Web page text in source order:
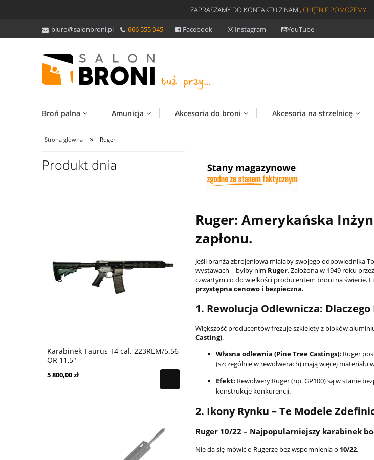
ZAPRASZAMY DO KONTAKTU Z NAMI, CHĘTNIE POMOŻEMY
biuro@salonbroni.pl 666 555 945 Facebook Instagram YouTube
Broń palna Amunicja Akcesoria do broni Akcesoria na strzelnicę
Strona główna » Ruger
Produkt dnia
Karabinek Taurus T4 cal. 223REM/5.56
OR 11,5"
5 800,00 zł
Ruger: Amerykańska
zapłonu.
Jeśli branża zbrojeniowa miałaby swojego odpowiednika
wystawach – byłby nim Ruger. Założona w 1949 roku
czwartym co do wielkości producentem broni na świecie.
przystępna cenowo i bezpieczna.
1. Rewolucja Odlewnicza:
Większość producentów frezuje szkielety z bloków
Casting).
Własna odlewnia (Pine Tree Castings): Ruger
(szczególnie w rewolwerach) mają więcej materiału
Efekt: Rewolwery Ruger (np. GP100) są w stanie
konstrukcje konkurencji.
2. Ikony Rynku – Te Modele
Ruger 10/22 – Najpopularniejszy karabinek
Nie da się mówić o Rugerze bez wspomnienia o 10/22.